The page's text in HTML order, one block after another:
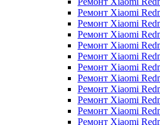
Ремонт Xiaomi
Ремонт Xiaomi
Ремонт Xiaomi
Ремонт Xiaomi
Ремонт Xiaomi
Ремонт Xiaomi
Ремонт Xiaomi
Ремонт Xiaomi
Ремонт Xiaomi
Ремонт Xiaomi
Ремонт Xiaomi